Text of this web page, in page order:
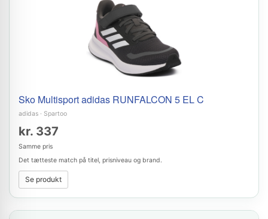
Sko Multisport adidas RUNFALCON 5 EL C
adidas · Spartoo
kr. 337
Samme pris
Det tætteste match på titel, prisniveau og brand.
Se produkt